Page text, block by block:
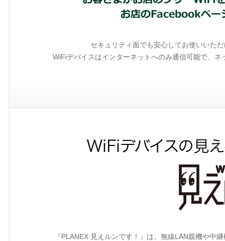
セキュリティ面でも安心してお使いいた
WiFiデバイスはインターネットへのみ通信可能で、
『PLANEX 見えルンです！』は、無線LAN親機や中